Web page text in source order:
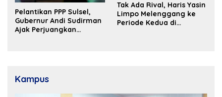
Pelantikan PPP Sulsel,
Gubernur Andi Sudirman
Ajak Perjuangkan
Tak Ada Rival, Haris Yasin
Limpo Melenggang ke
Periode Kedua di
Kampus